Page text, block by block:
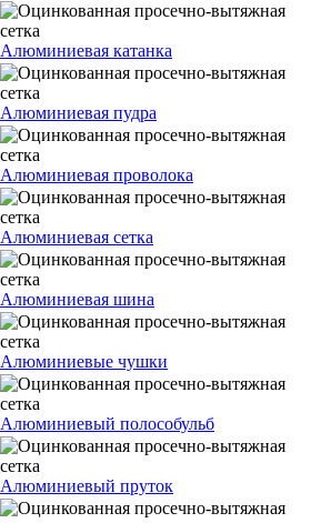
Алюминиевая катанка
Алюминиевая пудра
Алюминиевая проволока
Алюминиевая сетка
Алюминиевая шина
Алюминиевые чушки
Алюминиевый полособульб
Алюминиевый пруток